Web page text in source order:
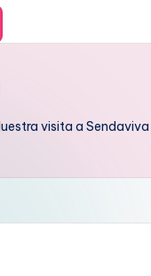
visita a